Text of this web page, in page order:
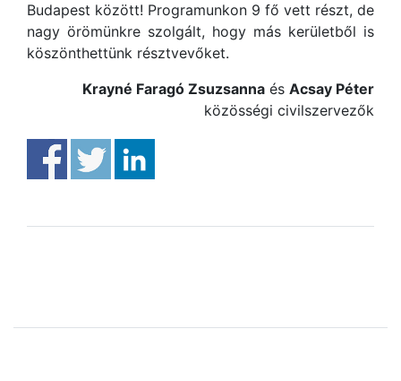
Budapest között! Programunkon 9 fő vett részt, de
nagy örömünkre szolgált, hogy más kerületből is
köszönthettünk résztvevőket.
Krayné Faragó Zsuzsanna és Acsay Péter
közösségi civilszervezők